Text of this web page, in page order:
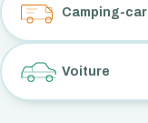
Camping-car
Voiture